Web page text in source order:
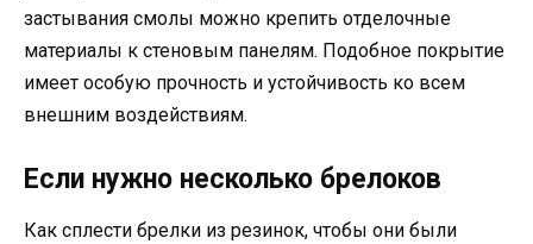
застывания смолы можно крепить отделочные
материалы к стеновым панелям. Подобное покрытие
имеет особую прочность и устойчивость ко всем
внешним воздействиям.
Если нужно несколько брелоков
Как сплести брелки из резинок, чтобы они были